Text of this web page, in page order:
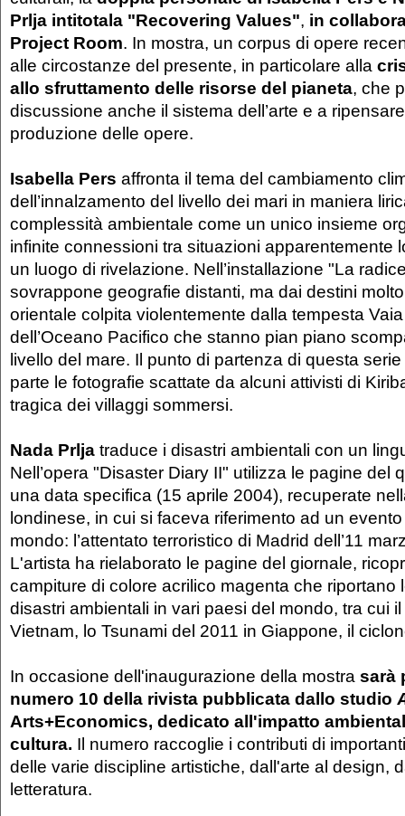
Prlja intitotala "Recovering Values", in
Project Room. In mostra, un corpus di opere
alle circostanze del presente, in particolare alla
allo sfruttamento delle risorse del pianeta, che
discussione anche il sistema dell’arte e a
produzione delle opere.
Isabella Pers affronta il tema del cambiamento
dell’innalzamento del livello dei mari in maniera
complessità ambientale come un unico insieme
infinite connessioni tra situazioni apparentemente
un luogo di rivelazione. Nell’installazione "La
sovrappone geografie distanti, ma dai destini molto
orientale colpita violentemente dalla tempesta
dell’Oceano Pacifico che stanno pian piano
livello del mare. Il punto di partenza di questa
parte le fotografie scattate da alcuni attivisti di
tragica dei villaggi sommersi.
Nada Prlja traduce i disastri ambientali con un
Nell’opera "Disaster Diary II" utilizza le pagine del
una data specifica (15 aprile 2004), recuperate
londinese, in cui si faceva riferimento ad un
mondo: l’attentato terroristico di Madrid dell’11
L'artista ha rielaborato le pagine del giornale,
campiture di colore acrilico magenta che riportano
disastri ambientali in vari paesi del mondo, tra cui
Vietnam, lo Tsunami del 2011 in Giappone, il
In occasione dell'inaugurazione della mostra sarà
numero 10 della rivista pubblicata dallo studio
Arts+Economics, dedicato all'impatto
cultura. Il numero raccoglie i contributi di
delle varie discipline artistiche, dall'arte al design,
letteratura.